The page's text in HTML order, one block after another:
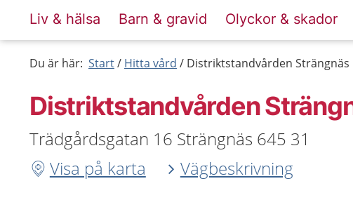
Liv & hälsa Barn & gravid Olyckor & skador
Du är här: Start Hitta vård Distriktstandvården Strängnäs
Distriktstandvården
Trädgårdsgatan 16 Strängnäs 645 31
Visa på karta
Vägbeskrivning